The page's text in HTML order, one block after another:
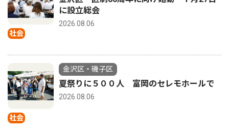
社会
に設立総会
2026.08.06
社会
金沢区・磯子区
夏祭りに５００人 富岡のセレモホールで
2026.08.06